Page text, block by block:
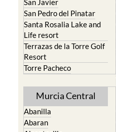
Mar Menor Golf Resort
Pilar de la Horadada
Playa Honda / Playa
Paraiso
Portman
Roldan and Lo Ferro
San Javier
Santa Rosalia Lake and
Life resort
Terrazas de la Torre Golf
Resort